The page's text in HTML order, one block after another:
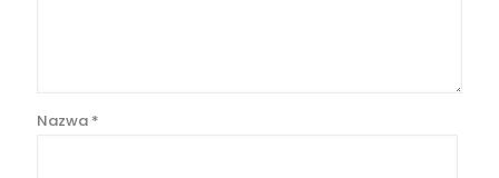
Nazwa *